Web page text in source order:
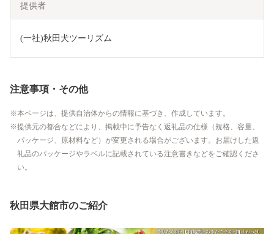
提供者
(一社)秋田犬ツーリズム
注意事項・その他
本ページは、提供自治体からの情報に基づき、作成しています。
提供元の都合などにより、掲載中に予告なく返礼品の仕様（規格、容量、
パッケージ、原材料など）が変更される場合がございます。お届けした返
礼品のパッケージやラベルに記載されている注意書きなどをご確認くださ
い。
秋田県大館市のご紹介